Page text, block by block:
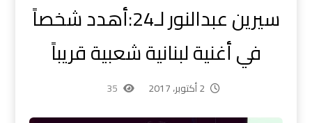
سيرين عبدالنور لـ24:أهدد شخصاً
في أغنية لبنانية شعبية قريباً
2 أكتوبر، 2017 35